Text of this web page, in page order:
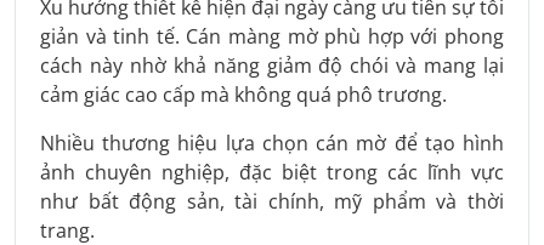
Xu hướng thiết kế hiện đại ngày càng ưu tiên sự tối
giản và tinh tế. Cán màng mờ phù hợp với phong
cách này nhờ khả năng giảm độ chói và mang lại
cảm giác cao cấp mà không quá phô trương.
Nhiều thương hiệu lựa chọn cán mờ để tạo hình
ảnh chuyên nghiệp, đặc biệt trong các lĩnh vực
như bất động sản, tài chính, mỹ phẩm và thời
trang.